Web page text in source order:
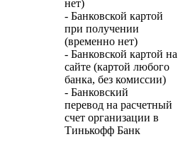
нет)
- Банковской картой
при получении
(временно нет)
- Банковской картой на
сайте (картой любого
банка, без комиссии)
- Банковский
перевод на расчетный
счет организации в
Тинькофф Банк